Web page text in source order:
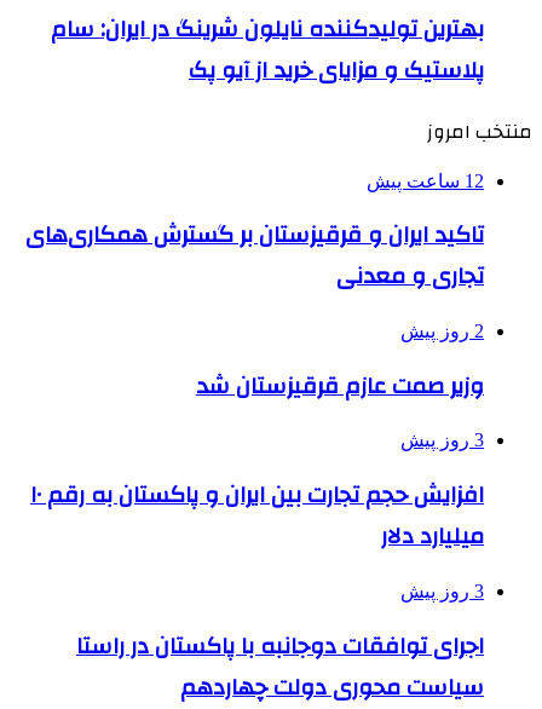
بهترین تولیدکننده نایلون شرینگ در ایران: سام
پلاستیک و مزایای خرید از آیو پک
منتخب امروز
12 ساعت پیش
تاکید ایران و قرقیزستان بر گسترش همکاری‌های
تجاری و معدنی
2 روز پیش
وزیر صمت عازم قرقیزستان شد
3 روز پیش
افزایش حجم تجارت بین ایران و پاکستان به رقم ۱۰
میلیارد دلار
3 روز پیش
اجرای توافقات دوجانبه با پاکستان در راستا
سیاست محوری دولت چهاردهم